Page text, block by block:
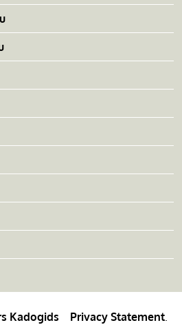
Kadogids Privacy Statement.